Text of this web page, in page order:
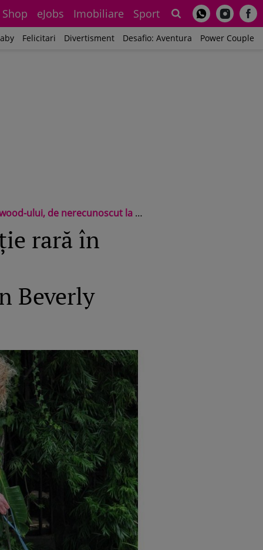
Shop eJobs Imobiliare Sport
Felicitari Divertisment Desafio: Aventura Power Couple
89 de ani pe străzile din Beverly Hills
rară în
Beverly